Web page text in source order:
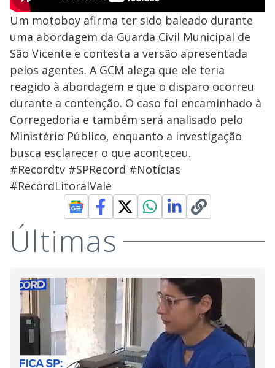
Um motoboy afirma ter sido baleado durante
uma abordagem da Guarda Civil Municipal de
São Vicente e contesta a versão apresentada
pelos agentes. A GCM alega que ele teria
reagido à abordagem e que o disparo ocorreu
durante a contenção. O caso foi encaminhado à
Corregedoria e também será analisado pelo
Ministério Público, enquanto a investigação
busca esclarecer o que aconteceu.
#Recordtv #SPRecord #Notícias
#RecordLitoralVale
Últimas